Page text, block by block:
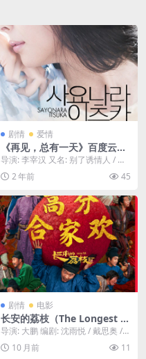
剧情 爱情
《再见，总有一天》百度云网
盘下载.阿里云盘.日语中字.(20
10)
导演: 李宰汉 又名: 别了诱情人 / 总
有一天说再见 / Sayonara I...
2 年前 45
剧情 电影
长安的荔枝（The Longest D
ay in Chang’an: The Movi
e）-2025-古装/历史-免费下载
🇨🇳马伯庸“长安宇宙”电影版！
导演: 大鹏 编剧: 沈雨悦 / 戴思奥 /
大鹏 资源下载：长安的荔枝下载阿
里...10 月前 11